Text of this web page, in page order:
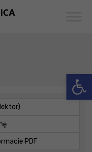
PDF